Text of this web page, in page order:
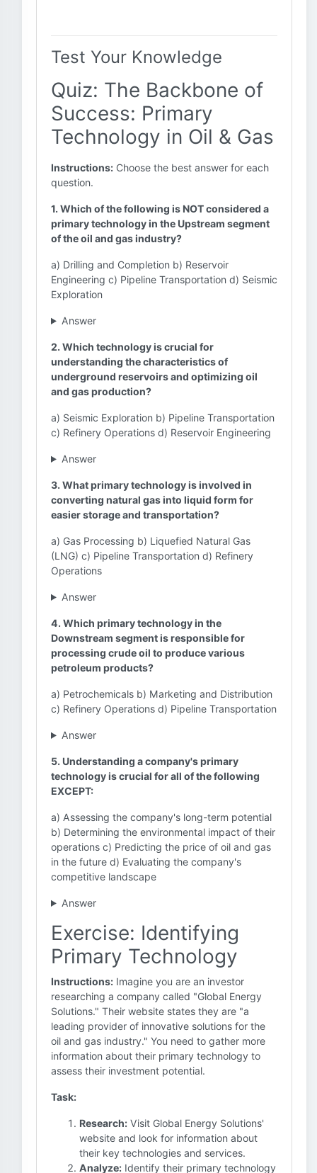
Test Your Knowledge
Quiz: The Backbone of
Success: Primary
Technology in Oil & Gas
Instructions: Choose the best answer for each
question.
1. Which of the following is NOT considered a
primary technology in the Upstream segment
of the oil and gas industry?
a) Drilling and Completion b) Reservoir
Engineering c) Pipeline Transportation d) Seismic
Exploration
Answer
2. Which technology is crucial for
understanding the characteristics of
underground reservoirs and optimizing oil
and gas production?
a) Seismic Exploration b) Pipeline Transportation
c) Refinery Operations d) Reservoir Engineering
Answer
3. What primary technology is involved in
converting natural gas into liquid form for
easier storage and transportation?
a) Gas Processing b) Liquefied Natural Gas
(LNG) c) Pipeline Transportation d) Refinery
Operations
Answer
4. Which primary technology in the
Downstream segment is responsible for
processing crude oil to produce various
petroleum products?
a) Petrochemicals b) Marketing and Distribution
c) Refinery Operations d) Pipeline Transportation
Answer
5. Understanding a company's primary
technology is crucial for all of the following
EXCEPT:
a) Assessing the company's long-term potential
b) Determining the environmental impact of their
operations c) Predicting the price of oil and gas
in the future d) Evaluating the company's
competitive landscape
Answer
Exercise: Identifying
Primary Technology
Instructions: Imagine you are an investor
researching a company called "Global Energy
Solutions." Their website states they are "a
leading provider of innovative solutions for the
oil and gas industry." You need to gather more
information about their primary technology to
assess their investment potential.
Task:
Research: Visit Global Energy Solutions'
website and look for information about
their key technologies and services.
Analyze: Identify their primary technology